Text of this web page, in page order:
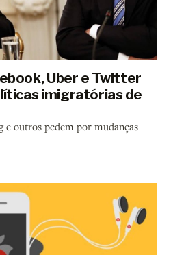
Uber e Twitter
imigratórias de
outros pedem por mudanças